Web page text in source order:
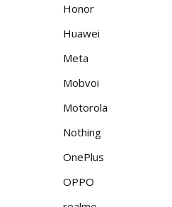
Honor
Huawei
Meta
Mobvoi
Motorola
Nothing
OnePlus
OPPO